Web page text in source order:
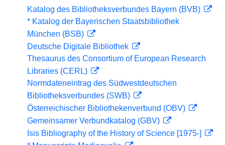
Katalog des Bibliotheksverbundes Bayern (BVB)
* Katalog der Bayerischen Staatsbibliothek
München (BSB)
Deutsche Digitale Bibliothek
Thesaurus des Consortium of European Research
Libraries (CERL)
Normdateneintrag des Südwestdeutschen
Bibliotheksverbundes (SWB)
Österreichischer Bibliothekenverbund (OBV)
Gemeinsamer Verbundkatalog (GBV)
Isis Bibliography of the History of Science [1975-]